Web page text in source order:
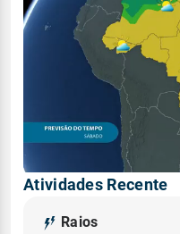
Atividades Recente
Raios